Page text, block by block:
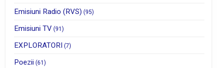
Emisiuni Radio (RVS) (95)
Emisiuni TV (91)
EXPLORATORI (7)
Poezii (61)